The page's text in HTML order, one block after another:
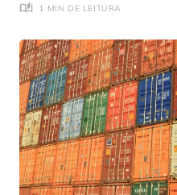
1 MIN DE LEITURA